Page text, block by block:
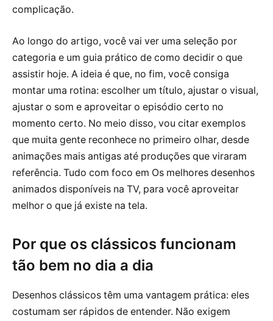
complicação.
Ao longo do artigo, você vai ver uma seleção por
categoria e um guia prático de como decidir o que
assistir hoje. A ideia é que, no fim, você consiga
montar uma rotina: escolher um título, ajustar o visual,
ajustar o som e aproveitar o episódio certo no
momento certo. No meio disso, vou citar exemplos
que muita gente reconhece no primeiro olhar, desde
animações mais antigas até produções que viraram
referência. Tudo com foco em Os melhores desenhos
animados disponíveis na TV, para você aproveitar
melhor o que já existe na tela.
Por que os clássicos funcionam
tão bem no dia a dia
Desenhos clássicos têm uma vantagem prática: eles
costumam ser rápidos de entender. Não exigem